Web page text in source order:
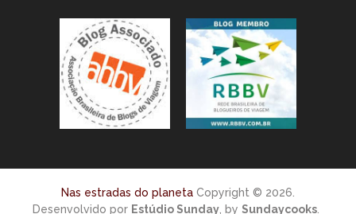
Nas estradas do planetaCopyright © 2026.
Desenvolvido por Estúdio Sunday , bySundaycooks